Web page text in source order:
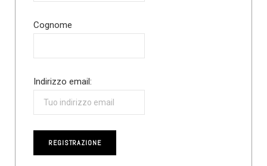
Cognome
Indirizzo email: